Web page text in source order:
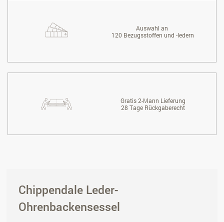
Auswahl an
120 Bezugsstoffen und -ledern
Gratis 2-Mann Lieferung
28 Tage Rückgaberecht
Chippendale Leder-
Ohrenbackensessel